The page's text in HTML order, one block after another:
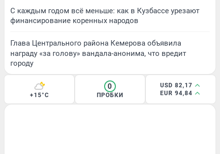
С каждым годом всё меньше: как в Кузбассе урезают
финансирование коренных народов
Глава Центрального района Кемерова объявила
награду «за голову» вандала-анонима, что вредит
городу
+15°C
0
ПРОБКИ
USD 82,17
EUR 94,84